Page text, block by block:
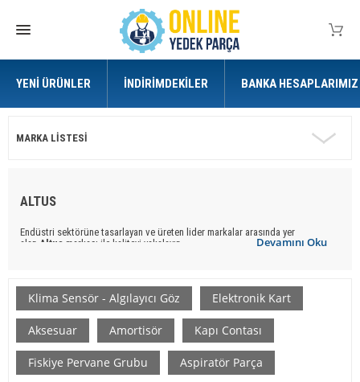
YENI ÜRÜNLER İNDIRIMDEKILER BANKA HESAPLARIMIZ
MARKA LISTESI
Devamını Oku
ALTUS
Endüstri sektörüne tasarlayan ve üreten lider markalar arasında yer
alan Altus markası ile kaliteyi yakalayın.
Klima Sensör - Algılayıcı Göz Elektronik Kart
Aksesuar Amortisör Kapı Contası
Fiskiye Pervane Grubu Aspiratör Parça